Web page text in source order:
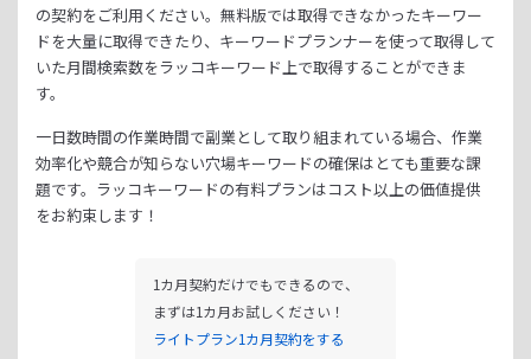
の契約をご利用ください。 無料版では取得できなかったキーワー
ドを大量に取得できたり、 キーワードプランナーを使って取得して
いた月間検索数をラッコキーワード上で取得することができま
す。
一日数時間の作業時間で副業として取り組まれている場合、 作業
効率化や競合が知らない穴場キーワードの確保はとても重要な課
題です。 ラッコキーワードの有料プランはコスト以上の価値提供
をお約束します！
1カ月契約だけでもできるので、
まずは1カ月お試しください！
ライトプラン1カ月契約をする